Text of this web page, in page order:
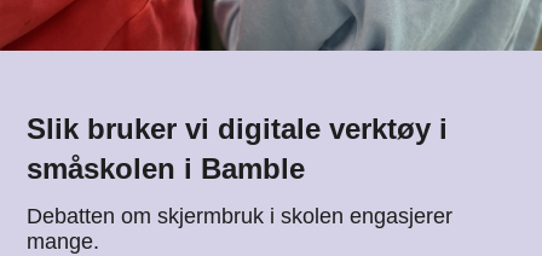
Slik bruker vi digitale verktøy i
småskolen i Bamble
Debatten om skjermbruk i skolen engasjerer
mange.